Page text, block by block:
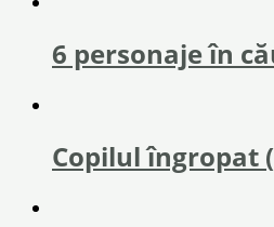
6 personaje în
Copilul îngropat